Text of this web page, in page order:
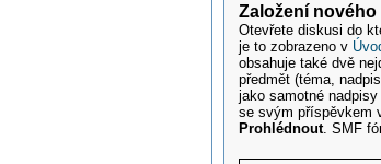
Založení nového
Otevřete diskusi do
je to zobrazeno v
obsahuje také dvě
předmět (téma,
jako samotné
se svým příspěvkem
Prohlédnout. SMF